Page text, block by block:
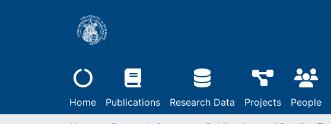
Home Publications Research Data Projects People